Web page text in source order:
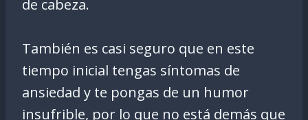
de cabeza.
También es casi seguro que en este
tiempo inicial tengas síntomas de
ansiedad y te pongas de un humor
insufrible, por lo que no está demás que